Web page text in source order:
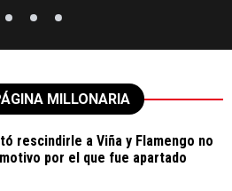
MILLONARIA
rescindirle a Viña y Flamengo no
por el que fue apartado